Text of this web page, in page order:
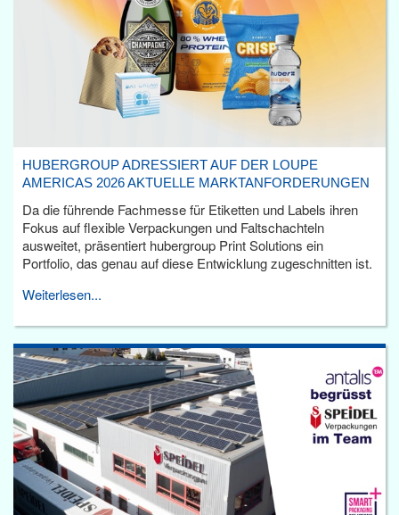
HUBERGROUP ADRESSIERT AUF DER LOUPE
AMERICAS 2026 AKTUELLE MARKTANFORDERUNGEN
Da die führende Fachmesse für Etiketten und Labels ihren
Fokus auf flexible Verpackungen und Faltschachteln
ausweitet, präsentiert hubergroup Print Solutions ein
Portfolio, das genau auf diese Entwicklung zugeschnitten ist.
Weiterlesen...